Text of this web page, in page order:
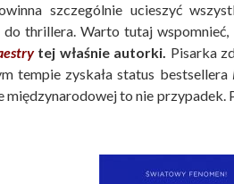
szczególnie ucieszyć
do thrillera. Warto tutaj
tej właśnie autorki. Pisarka
tempie zyskała status bestsellera
międzynarodowej to nie